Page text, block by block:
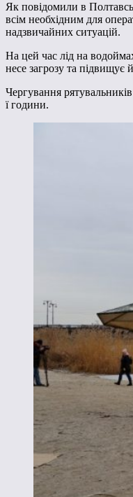
Як повідомили в
всім необхідним для
надзвичайних ситуацій.
На цей час лід на
несе загрозу та підвищує
Чергування
ї години.